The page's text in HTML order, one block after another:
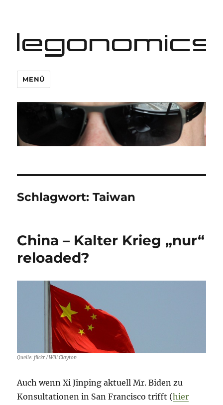
legonomics
MENÜ
Schlagwort:Taiwan
China – Kalter Krieg „nur“
reloaded?
Quelle: flickr / Will Clayton
Auch wenn Xi Jinping aktuell Mr. Biden zu
Konsultationen in San Francisco trifft (hier